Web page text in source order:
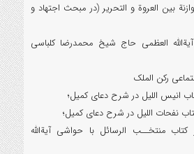
بین العروة و التحریر (در مبحث اجتهاد و
العظمی حاج شیخ محمدرضا کلباسی
منتخــب الرسائل با حواشی آیةالله